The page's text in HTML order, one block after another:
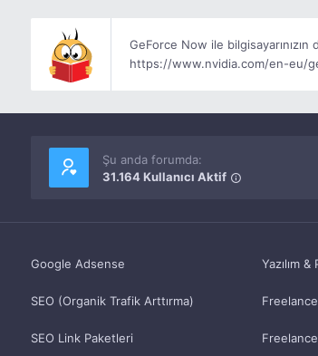
GeForce Now ile
https://www.nvidia.com/en-eu/
Şu anda forumda:
31.164 Kullanıcı Aktif
Google Adsense
SEO (Organik Trafik Arttırma)
SEO Link Paketleri
Yazılım